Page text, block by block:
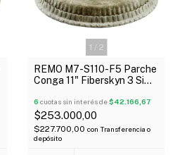
1 / 2
REMO M7-S110-F5 Parche
Conga 11" Fiberskyn 3 Simil
6 cuotas sin interés de$42.166,67
$253.000,00
$227.700,00 con Transferencia o
depósito